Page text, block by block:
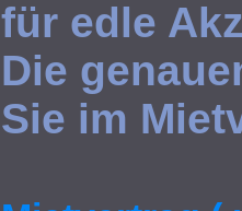
für edle
Die
Sie im